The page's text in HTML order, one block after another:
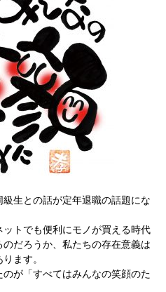
生との話が定年退職の話題にな
トでも便利にモノが買える時代
だろうか、私たちの存在意義は
ます。
が「すべてはみんなの笑顔のた